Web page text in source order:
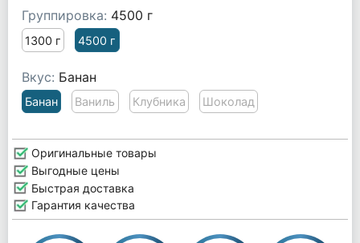
Группировка: 4500 г
1300 г 4500 г
Вкус: Банан
Банан Ваниль Клубника Шоколад
Оригинальные товары
Выгодные цены
Быстрая доставка
Гарантия качества